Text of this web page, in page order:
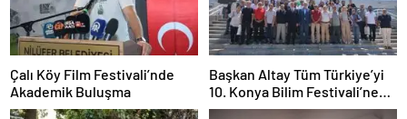
Çalı Köy Film Festivali’nde
Akademik Buluşma
Başkan Altay Tüm Türkiye’yi
10. Konya Bilim Festivali’ne
Davet Etti